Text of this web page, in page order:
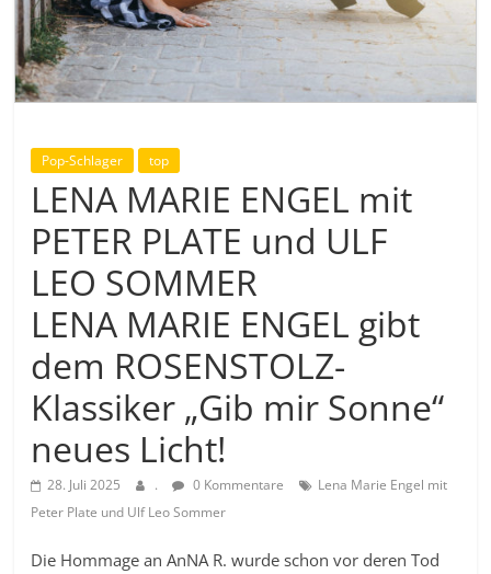
Pop-Schlager top
LENA MARIE ENGEL mit
PETER PLATE und ULF
LEO SOMMER
LENA MARIE ENGEL gibt
dem ROSENSTOLZ-
Klassiker „Gib mir Sonne“
neues Licht!
28. Juli 2025 . 0 Kommentare
Lena Marie Engel mit
Peter Plate und Ulf Leo Sommer
Die Hommage an AnNA R. wurde schon vor deren Tod